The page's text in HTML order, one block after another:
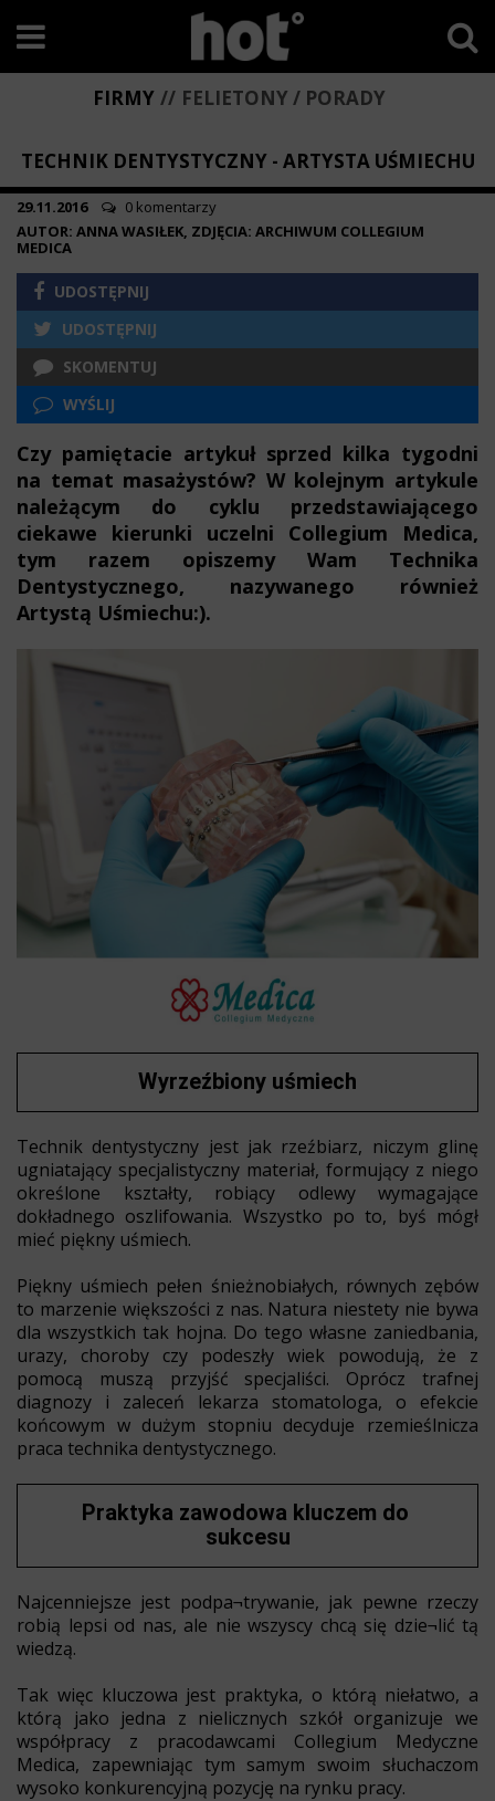
FIRMY FELIETONY / PORADY
TECHNIK DENTYSTYCZNY - ARTYSTA UŚMIECHU
29.11.2016
0 komentarzy
AUTOR: ANNA WASIŁEK, ZDJĘCIA: ARCHIWUM COLLEGIUM
MEDICA
UDOSTĘPNIJ
UDOSTĘPNIJ
SKOMENTUJ
WYŚLIJ
Czy pamiętacie artykuł sprzed kilka tygodni
na temat masażystów? W kolejnym artykule
należącym do cyklu przedstawiającego
ciekawe kierunki uczelni Collegium Medica,
tym razem opiszemy Wam Technika
Dentystycznego, nazywanego również
Artystą Uśmiechu:).
Wyrzeźbiony uśmiech
Technik dentystyczny jest jak rzeźbiarz, niczym glinę
ugniatający specjalistyczny materiał, formujący z niego
określone kształty, robiący odlewy wymagające
dokładnego oszlifowania. Wszystko po to, byś mógł
mieć piękny uśmiech.
Piękny uśmiech pełen śnieżnobiałych, równych zębów
to marzenie większości z nas. Natura niestety nie bywa
dla wszystkich tak hojna. Do tego własne zaniedbania,
urazy, choroby czy podeszły wiek powodują, że z
pomocą muszą przyjść specjaliści. Oprócz trafnej
diagnozy i zaleceń lekarza stomatologa, o efekcie
końcowym w dużym stopniu decyduje rzemieślnicza
praca technika dentystycznego.
Praktyka zawodowa kluczem do
sukcesu
Najcenniejsze jest podpa¬trywanie, jak pewne rzeczy
robią lepsi od nas, ale nie wszyscy chcą się dzie¬lić tą
wiedzą.
Tak więc kluczowa jest praktyka, o którą niełatwo, a
którą jako jedna z nielicznych szkół organizuje we
współpracy z pracodawcami Collegium Medyczne
Medica, zapewniając tym samym swoim słuchaczom
wysoko konkurencyjną pozycję na rynku pracy.